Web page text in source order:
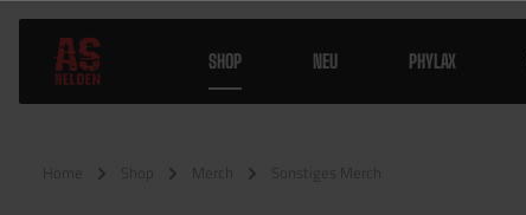
SHOP NEU PHYLAX
Home Shop Merch Sonstiges Merch